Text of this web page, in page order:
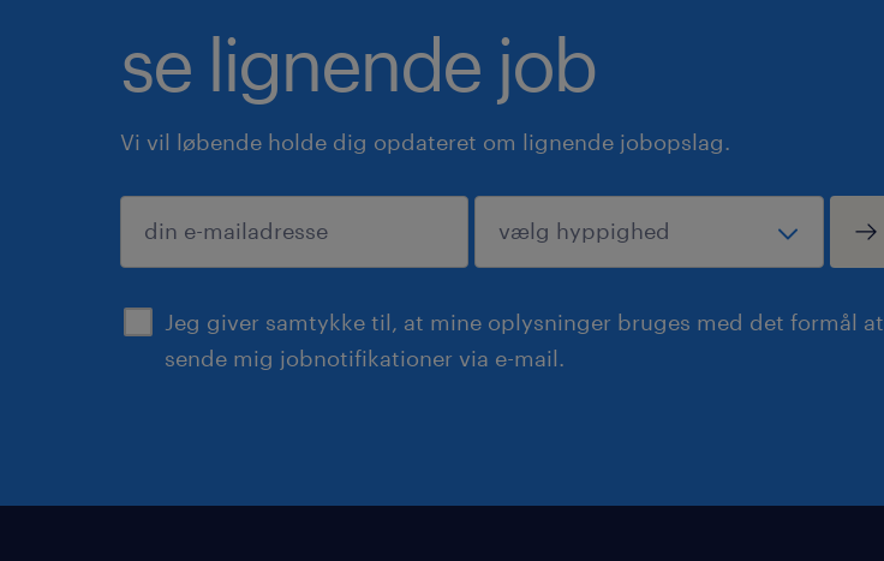
se lignende job
Vi vil løbende holde dig opdateret om lignende jobopslag.
Jeg giver samtykke til, at mine oplysninger bruges med det formål at
sende mig jobnotifikationer via e-mail.
indsend